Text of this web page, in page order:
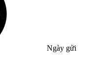
Ngày gửi